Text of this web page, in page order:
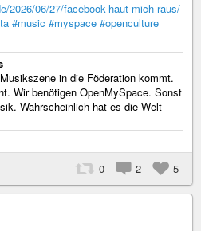
2026/06/27/facebook-haut-mich-raus/
#music #myspace #openculture
in die Föderation kommt.
Wir benötigen OpenMySpace. Sonst
Wahrscheinlich hat es die Welt
0 2 5